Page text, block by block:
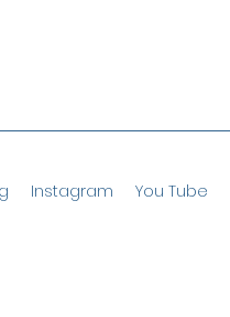
Instagram You Tube